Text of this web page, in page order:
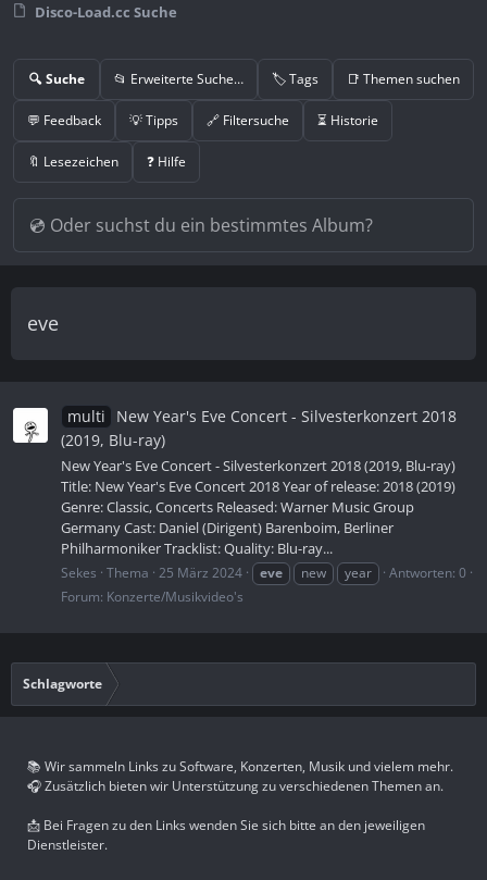
Disco-Load.cc Suche
🔍 Suche 📂 Erweiterte Suche… 🏷️ Tags 📑 Themen suchen
💬 Feedback 💡 Tipps 🔗 Filtersuche ⏳ Historie
🔖 Lesezeichen ❓ Hilfe
eve
multi
New Year's Eve Concert - Silvesterkonzert 2018
(2019, Blu-ray)
New Year's Eve Concert - Silvesterkonzert 2018 (2019, Blu-ray)
Title: New Year's Eve Concert 2018 Year of release: 2018 (2019)
Genre: Classic, Concerts Released: Warner Music Group
Germany Cast: Daniel (Dirigent) Barenboim, Berliner
Philharmoniker Tracklist: Quality: Blu-ray...
Sekes Thema 25 März 2024 eve new year
Antworten: 0
Forum: Konzerte/Musikvideo's
Schlagworte
📚 Wir sammeln Links zu Software, Konzerten, Musik und vielem mehr.
🎧 Zusätzlich bieten wir Unterstützung zu verschiedenen Themen an.
📩 Bei Fragen zu den Links wenden Sie sich bitte an den jeweiligen
Dienstleister.